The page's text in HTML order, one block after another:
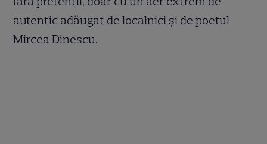
autentic adăugat de localnici și de poetul
Mircea Dinescu.